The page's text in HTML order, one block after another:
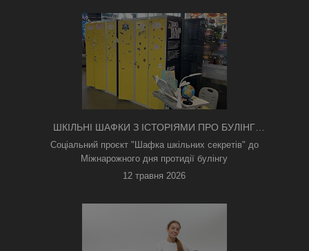
ШКІЛЬНІ ШАФКИ З ІСТОРІЯМИ ПРО БУЛІНГ
З'ЯВИЛИСЯ В КИЄВІ
Соціальний проєкт "Шафка шкільних секретів" до
Міжнарожного дня протидії булінгу
12 травня 2026